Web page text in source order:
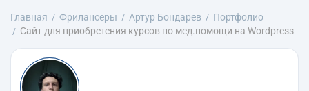
Главная Фрилансеры Артур Бондарев
Портфолио
Сайт для приобретения курсов по мед.помощи на Wordpress